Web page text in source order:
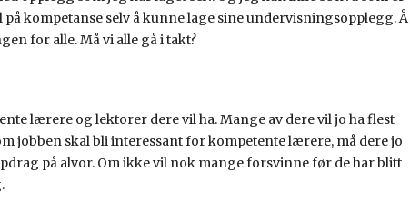
kompetanse selv å kunne lage sine undervisningsopplegg. Å
for alle. Må vi alle gå i takt?
lærere og lektorer dere vil ha. Mange av dere vil jo ha flest
jobben skal bli interessant for kompetente lærere, må dere jo
på alvor. Om ikke vil nok mange forsvinne før de har blitt